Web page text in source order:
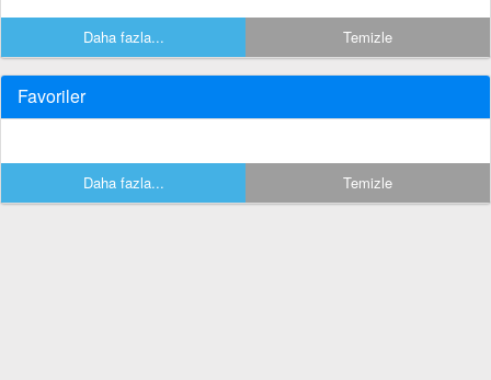
Daha fazla... Temizle
Favoriler
Daha fazla... Temizle